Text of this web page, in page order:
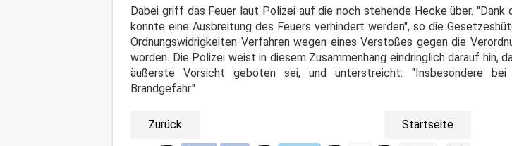
Dabei griff das Feuer laut Polizei auf die noch stehende Hecke über.
konnte eine Ausbreitung des Feuers verhindert werden", so die
Ordnungswidrigkeiten-Verfahren wegen eines Verstoßes gegen die
worden. Die Polizei weist in diesem Zusammenhang eindringlich darauf hin,
äußerste Vorsicht geboten sei, und unterstreicht: "Insbesondere
Brandgefahr."
Zurück Startseite